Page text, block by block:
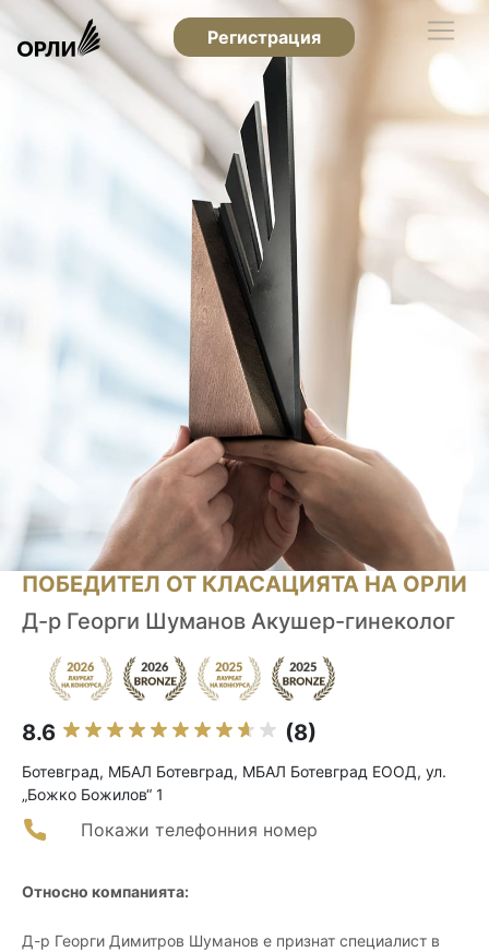
Регистрация
ПОБЕДИТЕЛ ОТ КЛАСАЦИЯТА НА ОРЛИ
Д-р Георги Шуманов Акушер-гинеколог
8.6 (8)
Ботевград, МБАЛ Ботевград, МБАЛ Ботевград ЕООД, ул.
„Божко Божилов“ 1
Покажи телефонния номер
Относно компанията:
Д-р Георги Димитров Шуманов е признат специалист в